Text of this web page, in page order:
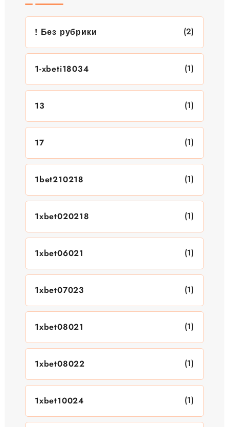
! Без рубрики (2)
1-xbeti18034 (1)
13 (1)
17 (1)
1bet210218 (1)
1xbet020218 (1)
1xbet06021 (1)
1xbet07023 (1)
1xbet08021 (1)
1xbet08022 (1)
1xbet10024 (1)